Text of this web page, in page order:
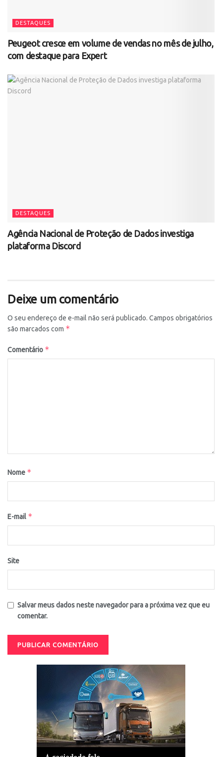
DESTAQUES
Peugeot cresce em volume de vendas no mês de julho,
com destaque para Expert
DESTAQUES
Agência Nacional de Proteção de Dados investiga
plataforma Discord
Deixe um comentário
O seu endereço de e-mail não será publicado. Campos obrigatórios
são marcados com *
Comentário *
Nome *
E-mail *
Site
Salvar meus dados neste navegador para a próxima vez que eu
comentar.